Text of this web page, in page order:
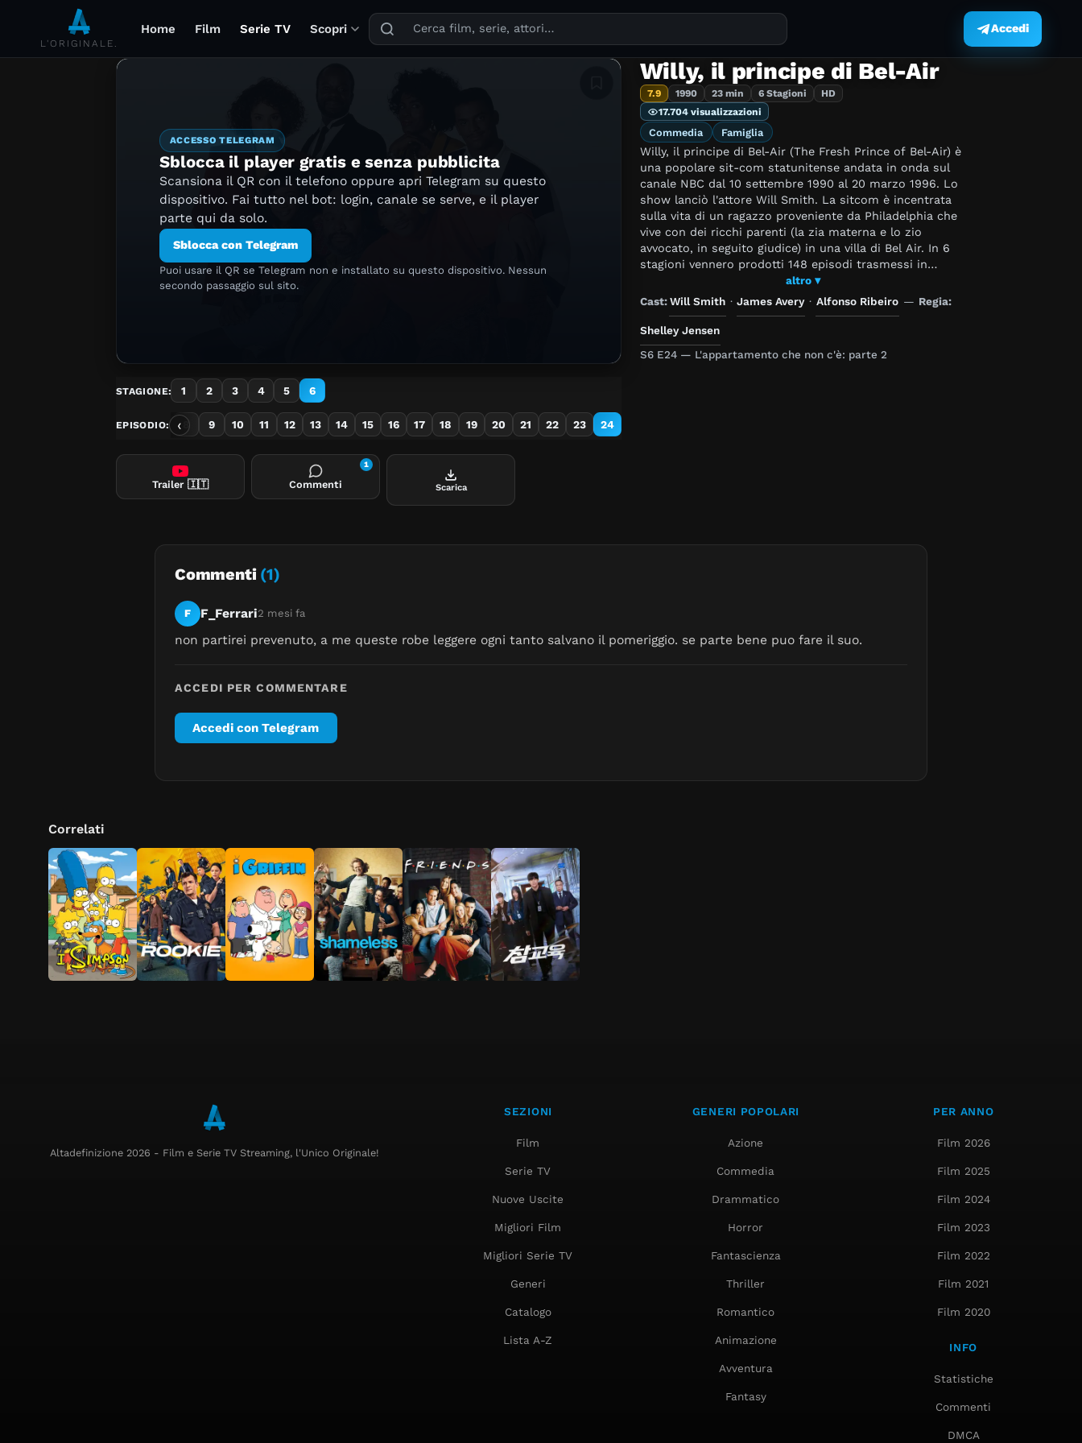
L'ORIGINALE.
Home Film Serie TV Scopri
Puoi cercare film, serie TV, attori, registi, generi e temi.
Accedi
ACCESSO TELEGRAM
Sblocca il player gratis e senza pubblicita
Scansiona il QR con il telefono oppure apri Telegram su questo
dispositivo. Fai tutto nel bot: login, canale se serve, e il player
parte qui da solo.
Sblocca con Telegram
Puoi usare il QR se Telegram non e installato su questo dispositivo. Nessun
secondo passaggio sul sito.
Aggiungi in lista
STAGIONE: 1 2 3 4 5 6
EPISODIO: ‹
6 7 8 9 10 11 12 13 14 15 16 17 18 19 20 21 22 23 24
Willy, il principe di Bel-Air
7.9 1990 23 min 6 Stagioni
HD
17.704 visualizzazioni
Commedia Famiglia
Willy, il principe di Bel-Air (The Fresh Prince of Bel-Air) è
una popolare sit-com statunitense andata in onda sul
canale NBC dal 10 settembre 1990 al 20 marzo 1996. Lo
show lanciò l'attore Will Smith. La sitcom è incentrata
sulla vita di un ragazzo proveniente da Philadelphia che
vive con dei ricchi parenti (la zia materna e lo zio
avvocato, in seguito giudice) in una villa di Bel Air. In 6
stagioni vennero prodotti 148 episodi trasmessi in
ghetto di Philadelphia. La madre, visto l'ambiente
figlio, decide di mandarlo ad abitare dalla sorella, Vivian
Banks. Willy così piomba come un fulmine a ciel sereno
in casa degli zii in uno dei quartieri più "in" della città di
altro ▾
Cast: Will Smith · James Avery · Alfonso Ribeiro — Regia:
Shelley Jensen
S6 E24 — L'appartamento che non c'è: parte 2
Trailer 🇮🇹 Commenti
1
Scarica
Commenti (1)
F F_Ferrari2 mesi fa
non partirei prevenuto, a me queste robe leggere ogni tanto salvano il pomeriggio. se parte bene puo fare il suo.
ACCEDI PER COMMENTARE
Accedi con Telegram
Correlati
Altadefinizione 2026 - Film e Serie TV Streaming, l'Unico Originale!
SEZIONI
Film
Serie TV
Nuove Uscite
Migliori Film
Migliori Serie TV
Generi
Catalogo
Lista A-Z
GENERI POPOLARI
Azione
Commedia
Drammatico
Horror
Fantascienza
Thriller
Romantico
Animazione
Avventura
Fantasy
PER ANNO
Film 2026
Film 2025
Film 2024
Film 2023
Film 2022
Film 2021
Film 2020
INFO
Statistiche
Commenti
DMCA